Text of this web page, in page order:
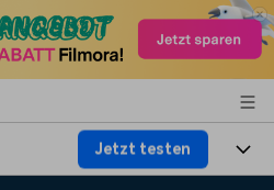
Jetzt testen